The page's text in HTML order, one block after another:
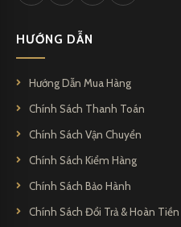
HƯỚNG DẪN
Hướng Dẫn Mua Hàng
Chính Sách Thanh Toán
Chính Sách Vận Chuyển
Chính Sách Kiểm Hàng
Chính Sách Bảo Hành
Chính Sách Đổi Trả & Hoàn Tiền